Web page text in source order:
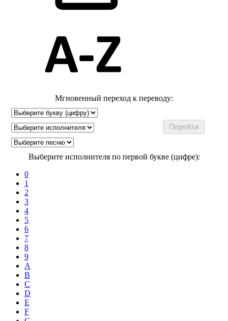
Мгновенный переход к переводу:
Выберите исполнителя по первой букве (цифре):
0
1
2
3
4
5
6
7
8
9
A
B
C
D
E
F